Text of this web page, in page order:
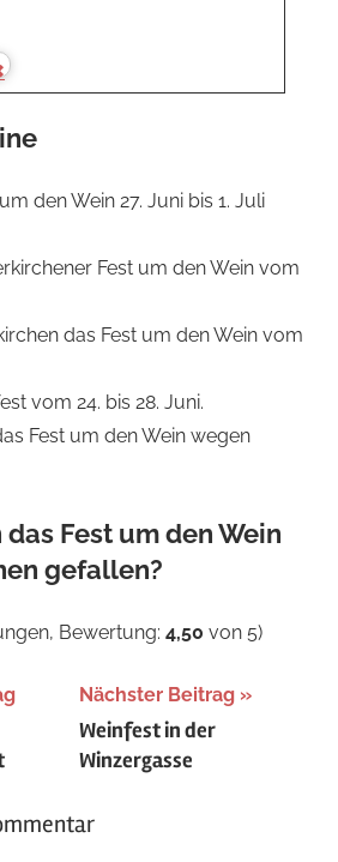
den Wein 27. Juni bis 1. Juli
Fest um den Wein vom
das Fest um den Wein vom
vom 24. bis 28. Juni.
Fest um den Wein wegen
Fest um den Wein
gefallen?
Bewertung: 4,50 von 5)
Nächster Beitrag
Weinfest in der
Winzergasse